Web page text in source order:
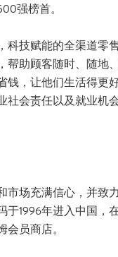
强榜首。
科技赋能的全渠道零
帮助顾客随时、随地
钱，让他们生活得更
社会责任以及就业机
市场充满信心，并致
于1996年进入中国，
员商店。